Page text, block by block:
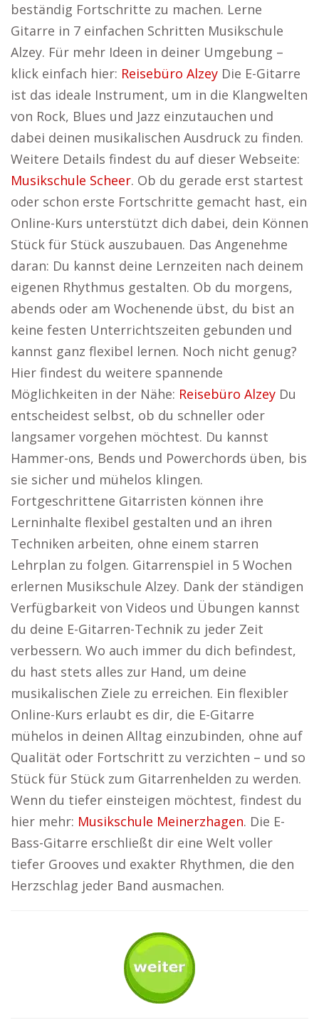
beständig Fortschritte zu machen. Lerne
Gitarre in 7 einfachen Schritten Musikschule
Alzey. Für mehr Ideen in deiner Umgebung –
klick einfach hier: Reisebüro Alzey Die E-Gitarre
ist das ideale Instrument, um in die Klangwelten
von Rock, Blues und Jazz einzutauchen und
dabei deinen musikalischen Ausdruck zu finden.
Weitere Details findest du auf dieser Webseite:
Musikschule Scheer. Ob du gerade erst startest
oder schon erste Fortschritte gemacht hast, ein
Online-Kurs unterstützt dich dabei, dein Können
Stück für Stück auszubauen. Das Angenehme
daran: Du kannst deine Lernzeiten nach deinem
eigenen Rhythmus gestalten. Ob du morgens,
abends oder am Wochenende übst, du bist an
keine festen Unterrichtszeiten gebunden und
kannst ganz flexibel lernen. Noch nicht genug?
Hier findest du weitere spannende
Möglichkeiten in der Nähe: Reisebüro Alzey Du
entscheidest selbst, ob du schneller oder
langsamer vorgehen möchtest. Du kannst
Hammer-ons, Bends und Powerchords üben, bis
sie sicher und mühelos klingen.
Fortgeschrittene Gitarristen können ihre
Lerninhalte flexibel gestalten und an ihren
Techniken arbeiten, ohne einem starren
Lehrplan zu folgen. Gitarrenspiel in 5 Wochen
erlernen Musikschule Alzey. Dank der ständigen
Verfügbarkeit von Videos und Übungen kannst
du deine E-Gitarren-Technik zu jeder Zeit
verbessern. Wo auch immer du dich befindest,
du hast stets alles zur Hand, um deine
musikalischen Ziele zu erreichen. Ein flexibler
Online-Kurs erlaubt es dir, die E-Gitarre
mühelos in deinen Alltag einzubinden, ohne auf
Qualität oder Fortschritt zu verzichten – und so
Stück für Stück zum Gitarrenhelden zu werden.
Wenn du tiefer einsteigen möchtest, findest du
hier mehr: Musikschule Meinerzhagen. Die E-
Bass-Gitarre erschließt dir eine Welt voller
tiefer Grooves und exakter Rhythmen, die den
Herzschlag jeder Band ausmachen.